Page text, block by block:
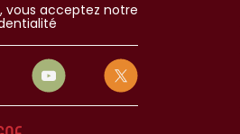
vous acceptez notre